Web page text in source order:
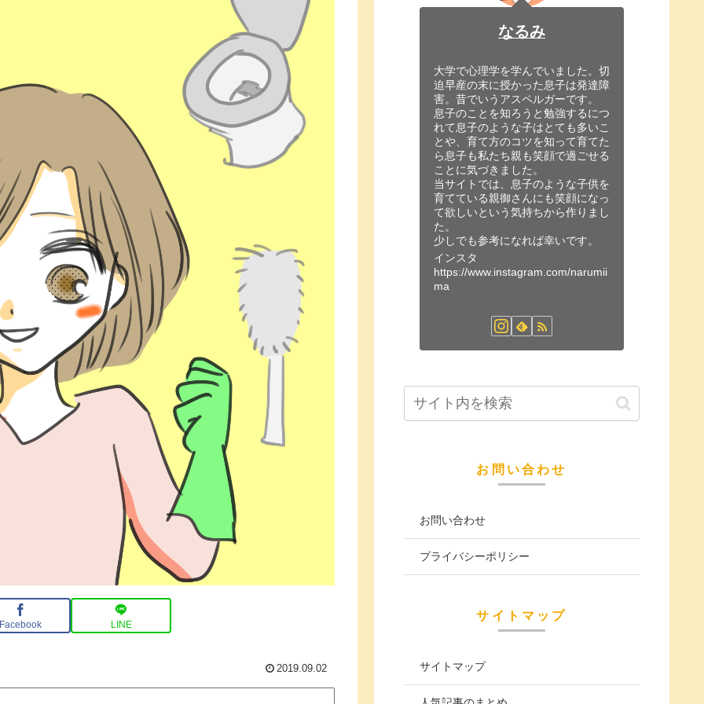
Facebook LINE
2019.09.02
なるみ
大学で心理学を学んでいました。切
迫早産の末に授かった息子は発達障
害。昔でいうアスペルガーです。
息子のことを知ろうと勉強するにつ
れて息子のような子はとても多いこ
とや、育て方のコツを知って育てた
ら息子も私たち親も笑顔で過ごせる
ことに気づきました。
当サイトでは、息子のような子供を
育てている親御さんにも笑顔になっ
て欲しいという気持ちから作りまし
た。
少しでも参考になれば幸いです。
インスタ
https://www.instagram.com/narumii
ma
お問い合わせ
お問い合わせ
プライバシーポリシー
サイトマップ
サイトマップ